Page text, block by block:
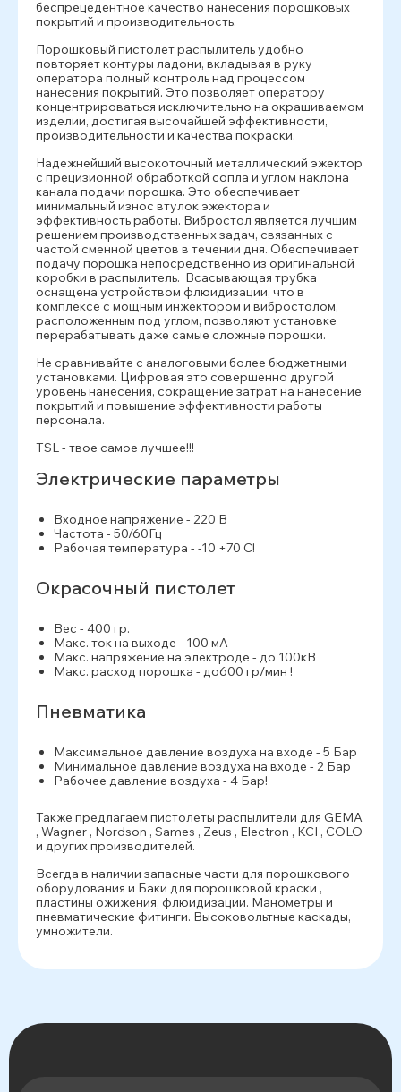
беспрецедентное качество нанесения порошковых
покрытий и производительность.
Порошковый пистолет распылитель удобно
повторяет контуры ладони, вкладывая в руку
оператора полный контроль над процессом
нанесения покрытий. Это позволяет оператору
концентрироваться исключительно на окрашиваемом
изделии, достигая высочайшей эффективности,
производительности и качества покраски.
Надежнейший высокоточный металлический эжектор
с прецизионной обработкой сопла и углом наклона
канала подачи порошка. Это обеспечивает
минимальный износ втулок эжектора и
эффективность работы. Вибростол является лучшим
решением производственных задач, связанных с
частой сменной цветов в течении дня. Обеспечивает
подачу порошка непосредственно из оригинальной
коробки в распылитель. Всасывающая трубка
оснащена устройством флюидизации, что в
комплексе с мощным инжектором и вибростолом,
расположенным под углом, позволяют установке
перерабатывать даже самые сложные порошки.
Не сравнивайте с аналоговыми более бюджетными
установками. Цифровая это совершенно другой
уровень нанесения, сокращение затрат на нанесение
покрытий и повышение эффективности работы
персонала.
TSL - твое самое лучшее!!!
Электрические параметры
Входное напряжение - 220 В
Частота - 50/60Гц
Рабочая температура - -10 +70 С!
Окрасочный пистолет
Вес - 400 гр.
Макс. ток на выходе - 100 мА
Макс. напряжение на электроде - до 100кВ
Макс. расход порошка - до600 гр/мин !
Пневматика
Максимальное давление воздуха на входе - 5 Бар
Минимальное давление воздуха на входе - 2 Бар
Рабочее давление воздуха - 4 Бар!
Также предлагаем пистолеты распылители для GEMA
, Wagner , Nordson , Sames , Zeus , Electron , KCI , COLO
и других производителей.
Всегда в наличии запасные части для порошкового
оборудования и Баки для порошковой краски ,
пластины ожижения, флюидизации. Манометры и
пневматические фитинги. Высоковольтные каскады,
умножители.